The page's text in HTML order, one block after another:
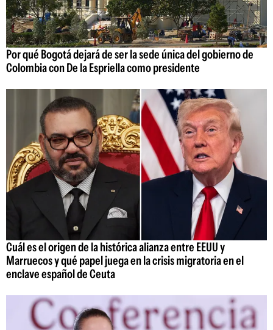
Por qué Bogotá dejará de ser la sede única del gobierno de
Colombia con De la Espriella como presidente
Cuál es el origen de la histórica alianza entre EEUU y
Marruecos y qué papel juega en la crisis migratoria en el
enclave español de Ceuta